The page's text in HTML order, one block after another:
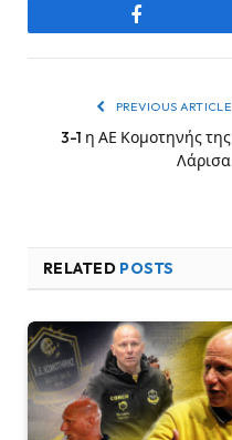
Facebook
PREVIOUS ARTICLE
3-1 η ΑΕ Κομοτηνής της
Λάρισα
RELATED POSTS